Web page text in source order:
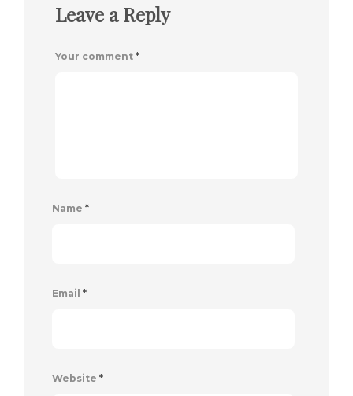
Leave a Reply
Your comment *
Name *
Email *
Website *